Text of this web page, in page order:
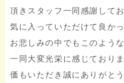
頂きスタッフ一同感謝して
気に入っていただけて良かっ
お悲しみの中でもこのよう
一同大変光栄に感じており
価もいただき誠にありがと